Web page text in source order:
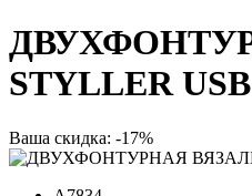
STYLLER USB
Ваша скидка: -17%